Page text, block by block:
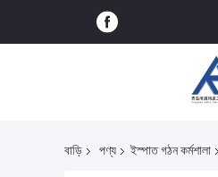
বাড়ি পণ্য ইস্পাত গঠন কর্মশালা